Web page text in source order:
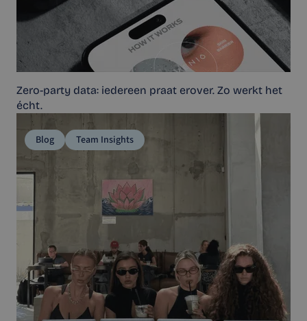
Zero-party data: iedereen praat erover. Zo werkt het
écht.
Blog Team Insights